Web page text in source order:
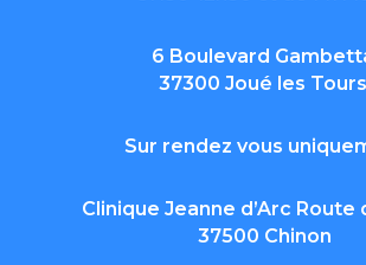
6 Boulevard
37300 Joué les Tours
Sur rendez vous
Clinique Jeanne d’Arc Route
37500 Chinon